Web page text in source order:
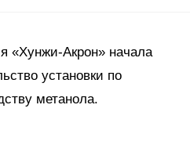
«Хунжи-Акрон» начала
установки по
метанола.